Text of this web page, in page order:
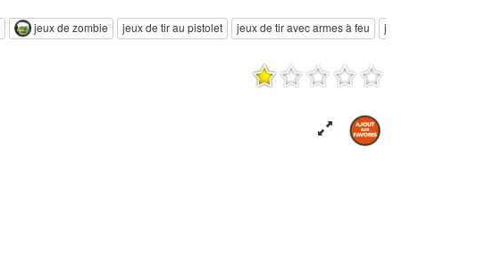
jeux de zombie jeux de tir au pistolet jeux de tir avec armes à feu jeux de survie